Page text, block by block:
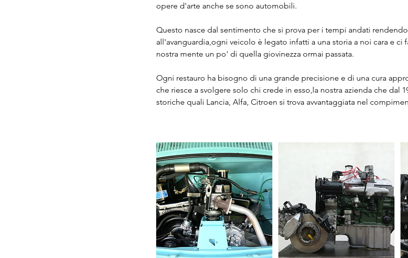
opere d'arte anche se sono automobili.
Questo nasce dal sentimento che si prova per i tempi andati
all'avanguardia,ogni veicolo è legato infatti a una storia a noi cara e ci
nostra mente un po' di quella giovinezza ormai passata.
Ogni restauro ha bisogno di una grande precisione e di una cura
che riesce a svolgere solo chi crede in esso,la nostra azienda che dal
storiche quali Lancia, Alfa, Citroen si trova avvantaggiata nel